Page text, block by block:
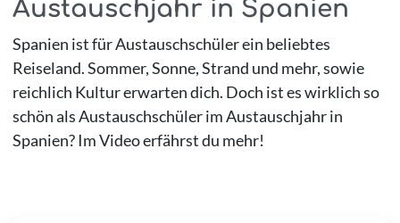
Austauschjahr in Spanien
Spanien ist für Austauschschüler ein beliebtes
Reiseland. Sommer, Sonne, Strand und mehr, sowie
reichlich Kultur erwarten dich. Doch ist es wirklich so
schön als Austauschschüler im Austauschjahr in
Spanien? Im Video erfährst du mehr!